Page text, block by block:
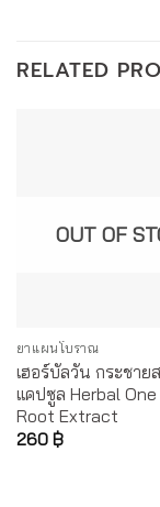
RELATED
OUT OF
ยาแผนโบราณ
เฮอร์บัลวัน กระชาย
แคปซูล Herbal
Root Extract
260 ฿